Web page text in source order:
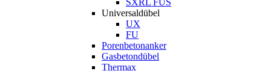
SXRL FUS
Universaldübel
UX
FU
Porenbetonanker
Gasbetondübel
Thermax